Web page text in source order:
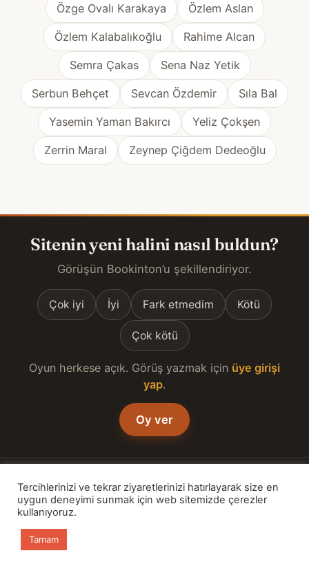
Özge Ovalı Karakaya Özlem Aslan
Özlem Kalabalıkoğlu Rahime Alcan
Semra Çakas Sena Naz Yetik
Serbun Behçet Sevcan Özdemir Sıla Bal
Yasemin Yaman Bakırcı Yeliz Çokşen
Zerrin Maral Zeynep Çiğdem Dedeoğlu
Sitenin yeni halini nasıl buldun?
Görüşün Bookinton’u şekillendiriyor.
Çok iyi İyi Fark etmedim Kötü
Çok kötü
Oyun herkese açık. Görüş yazmak için üye girişi
yap.
Oy ver
Bookinton Türkiye'nin Kitap Platformu
Tercihlerinizi ve tekrar ziyaretlerinizi hatırlayarak size en
uygun deneyimi sunmak için web sitemizde çerezler
kullanıyoruz.
Tamam